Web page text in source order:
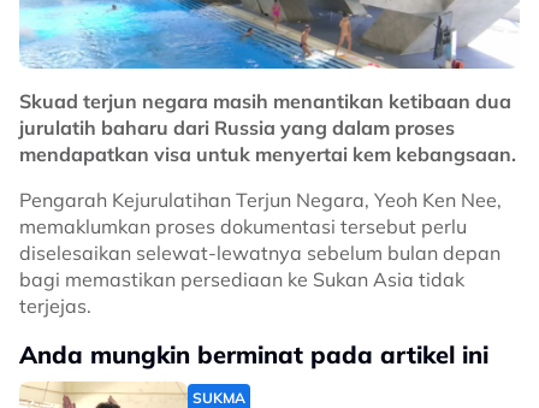
Skuad terjun negara masih menantikan ketibaan dua
jurulatih baharu dari Russia yang dalam proses
mendapatkan visa untuk menyertai kem kebangsaan.
Pengarah Kejurulatihan Terjun Negara, Yeoh Ken Nee,
memaklumkan proses dokumentasi tersebut perlu
diselesaikan selewat-lewatnya sebelum bulan depan
bagi memastikan persediaan ke Sukan Asia tidak
terjejas.
Anda mungkin berminat pada artikel ini
SUKMA